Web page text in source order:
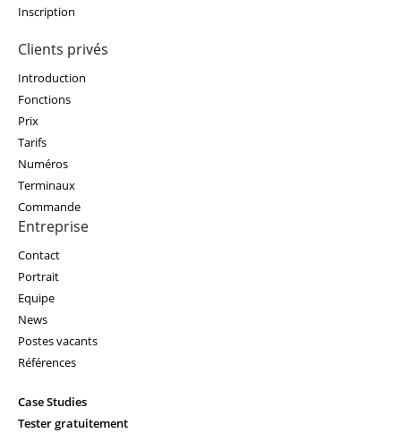
Inscription
Clients privés
Introduction
Fonctions
Prix
Tarifs
Numéros
Terminaux
Commande
Entreprise
Contact
Portrait
Equipe
News
Postes vacants
Références
Case Studies
Tester gratuitement